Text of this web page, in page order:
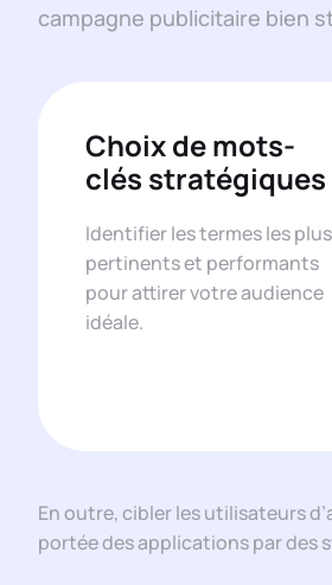
campagne publicitaire bien
Choix de mots-
clés stratégiques
Identifier les termes les plus
pertinents et performants
pour attirer votre audience
idéale.
En outre, cibler les utilisateurs
portée des applications par des